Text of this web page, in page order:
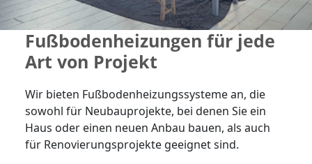
Fußbodenheizungen für jede
Art von Projekt
Wir bieten Fußbodenheizungssysteme an, die
sowohl für Neubauprojekte, bei denen Sie ein
Haus oder einen neuen Anbau bauen, als auch
für Renovierungsprojekte geeignet sind.